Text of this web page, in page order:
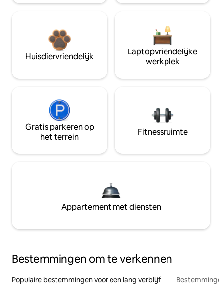
Huisdiervriendelijk
Laptopvriendelijke
werkplek
Gratis parkeren op
het terrein
Fitnessruimte
Appartement met diensten
Bestemmingen om te verkennen
Populaire bestemmingen voor een lang verblijf